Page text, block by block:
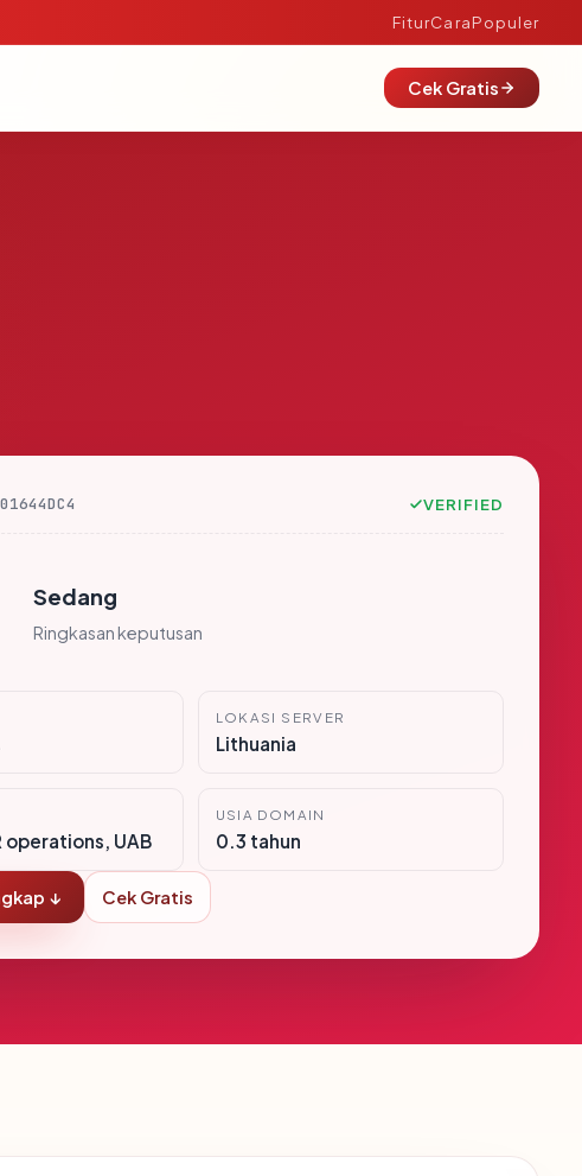
FiturCaraPopuler
Cek Gratis
VERIFIED
Sedang
Ringkasan keputusan
LOKASI SERVER
Lithuania
operations, UAB
USIA DOMAIN
0.3 tahun
↓ Cek Gratis